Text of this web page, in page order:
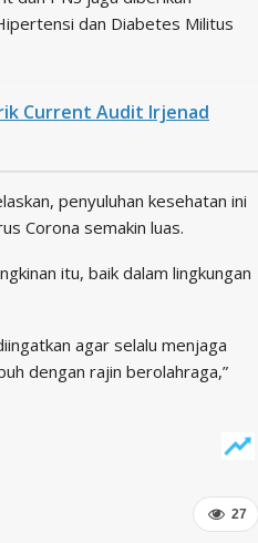
dan Diabetes Militus
Current Audit Irjenad
penyuluhan kesehatan ini
Corona semakin luas.
itu, baik dalam lingkungan
agar selalu menjaga
dengan rajin berolahraga,”
27